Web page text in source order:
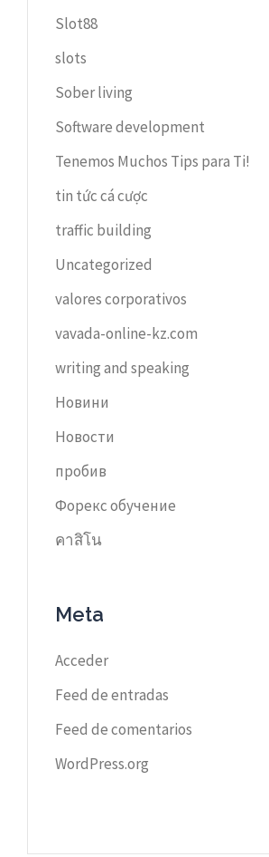
Slot88
slots
Sober living
Software development
Tenemos Muchos Tips para Ti!
tin tức cá cược
traffic building
Uncategorized
valores corporativos
vavada-online-kz.com
writing and speaking
Новини
Новости
пробив
Форекс обучение
คาสิโน
Meta
Acceder
Feed de entradas
Feed de comentarios
WordPress.org